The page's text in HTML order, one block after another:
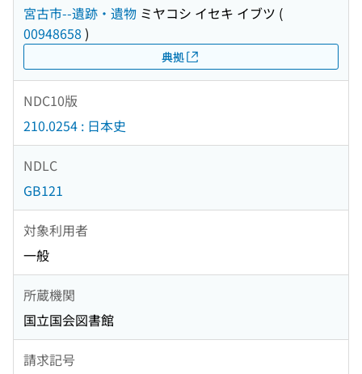
宮古市--遺跡・遺物 ミヤコシ イセキ イブツ (
00948658 )
典拠
NDC10版
210.0254 : 日本史
NDLC
GB121
対象利用者
一般
所蔵機関
国立国会図書館
請求記号